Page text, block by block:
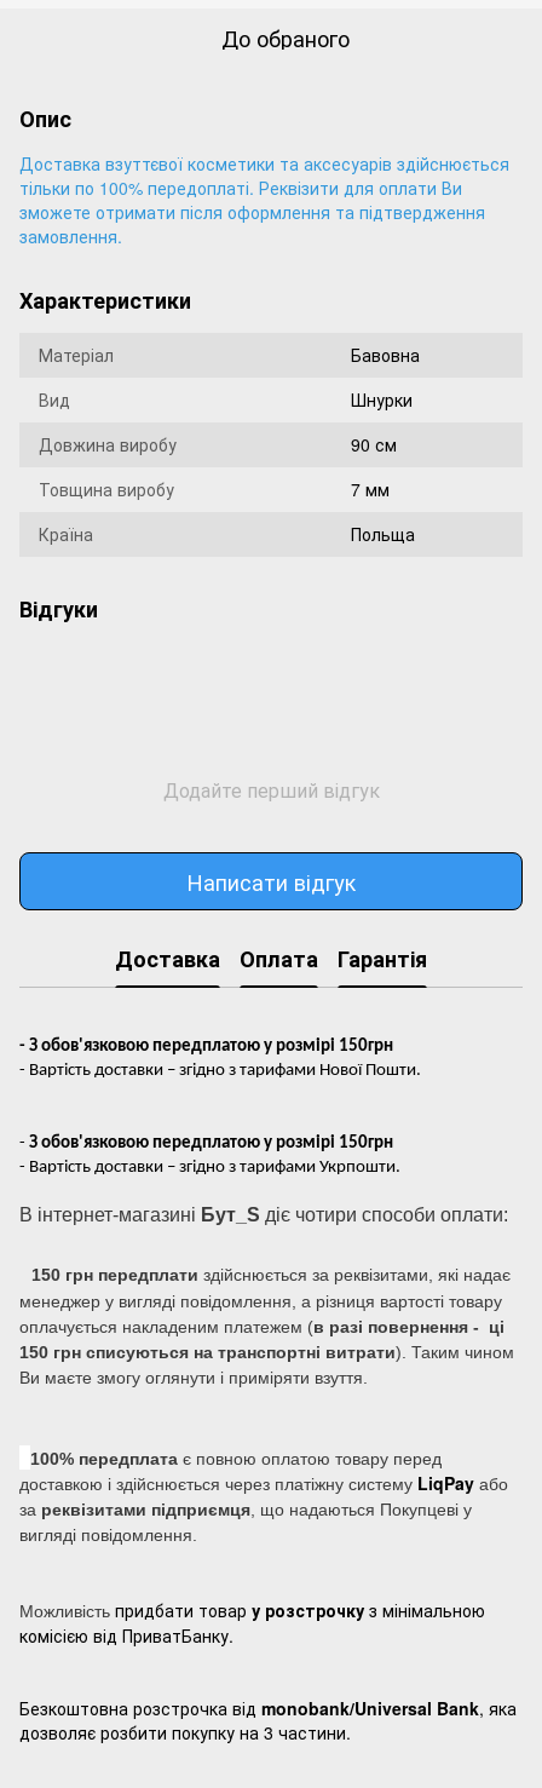
До обраного
Опис
Доставка взуттєвої косметики та аксесуарів здійснюється
тільки по 100% передоплаті. Реквізити для оплати Ви
зможете отримати після оформлення та підтвердження
замовлення.
Характеристики
Матеріал
Бавовна
Вид
Шнурки
Довжина виробу
90 см
Товщина виробу
7 мм
Країна
Польща
Відгуки
Додайте перший відгук
Написати відгук
Доставка Оплата Гарантія
- З обов'язковою передплатою у розмірі 150грн
- Вартість доставки – згідно з тарифами Нової Пошти.
- З обов'язковою передплатою у розмірі 150грн
- Вартість доставки – згідно з тарифами Укрпошти.
В інтернет-магазині Бут_S діє чотири способи оплати:
150 грн передплати здійснюється за реквізитами, які надає
менеджер у вигляді повідомлення, а різниця вартості товару
оплачується накладеним платежем (в разі повернення - ці
150 грн списуються на транспортні витрати). Таким чином
Ви маєте змогу оглянути і приміряти взуття.
100% передплата є повною оплатою товару перед
доставкою і здійснюється через платіжну систему LiqPay або
за реквізитами підприємця , що надаються Покупцеві у
вигляді повідомлення.
Можливість придбати товар у розстрочку з мінімальною
комісією від ПриватБанку.
Безкоштовна розстрочка від monobank/Universal Bank, яка
дозволяє розбити покупку на 3 частини.